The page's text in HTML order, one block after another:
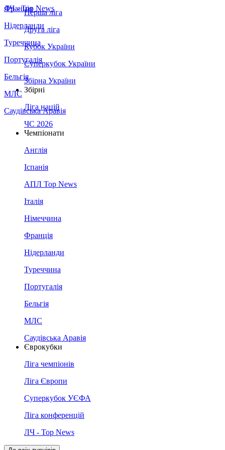
Франція
Нідерланди
Туреччина
Португалія
Бельгія
МЛС
Саудівська Аравія
ЛЧ - Top News
Перша ліга
Друга ліга
Кубок України
Суперкубок України
Збірна України
Збірні
Ліга націй
ЧС 2026
Чемпіонати
Англія
Іспанія
АПЛ Top News
Італія
Німеччина
Франція
Нідерланди
Туреччина
Португалія
Бельгія
МЛС
Саудівська Аравія
Єврокубки
Ліга чемпіонів
Ліга Європи
Суперкубок УЄФА
Ліга конференцій
ЛЧ - Top News